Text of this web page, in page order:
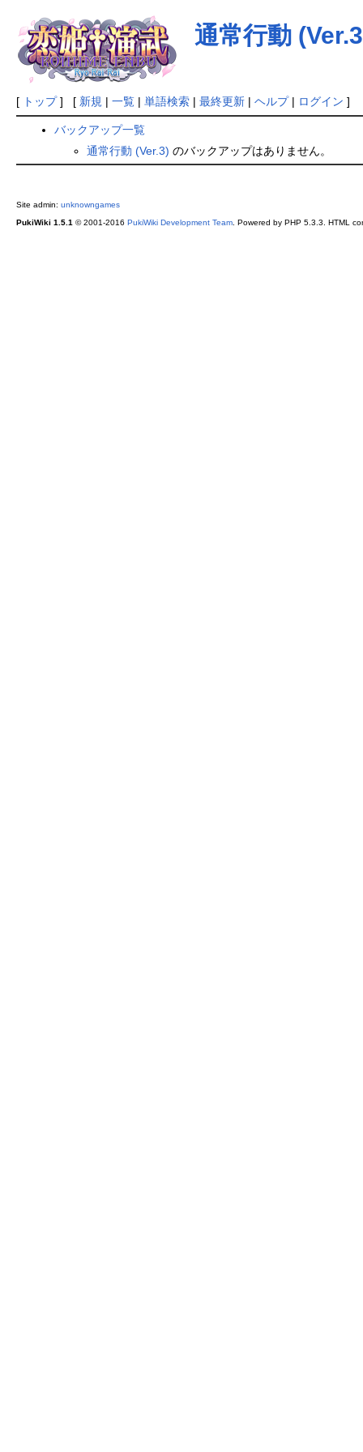
通常行動
[ トップ] [ 新規 | 一覧| 単語検索| 最終更新| ヘルプ| ログイン ]
バックアップ一覧
通常行動 (Ver.3) のバックアップはありません。
Site admin: unknowngames
PukiWiki 1.5.1 © 2001-2016 PukiWiki Development Team. Powered by PHP 5.3.3. HTML